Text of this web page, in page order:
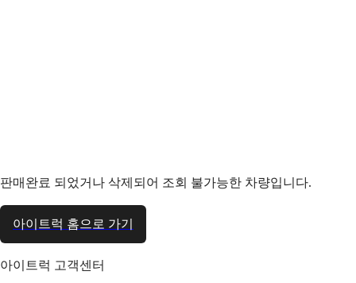
판매완료 되었거나 삭제되어 조회 불가능한 차량입니다.
아이트럭 홈으로 가기
아이트럭 고객센터